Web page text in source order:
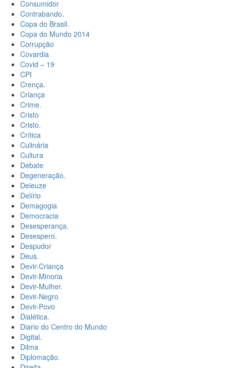
Consumidor
Contrabando.
Copa do Brasil.
Copa do Mundo 2014
Corrupção
Covardia
Covid – 19
CPI
Crença.
Criança
Crime.
Cristo
Cristo.
Crítica
Culinária
Cultura
Debate
Degeneração.
Deleuze
Delírio
Demagogia
Democracia
Desesperança.
Desespero.
Despudor
Deus.
Devir-Criança
Devir-Minoria
Devir-Mulher.
Devir-Negro
Devir-Povo
Dialética.
Diario do Centro do Mundo
Digital.
Dilma
Diplomação.